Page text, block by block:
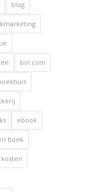
blog
bol.com
ebook
boek
kosten